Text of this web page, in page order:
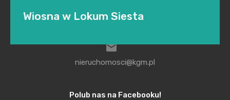
Wiosna w Lokum Siesta
Zazieleniły się okolice Parku Rzecznego Wilgi
Lokum Siesta. Osiedle położone jest nad rzeką, w
+48 504 295 032
nieruchomosci@kgm.pl
Polub nas na Facebooku!